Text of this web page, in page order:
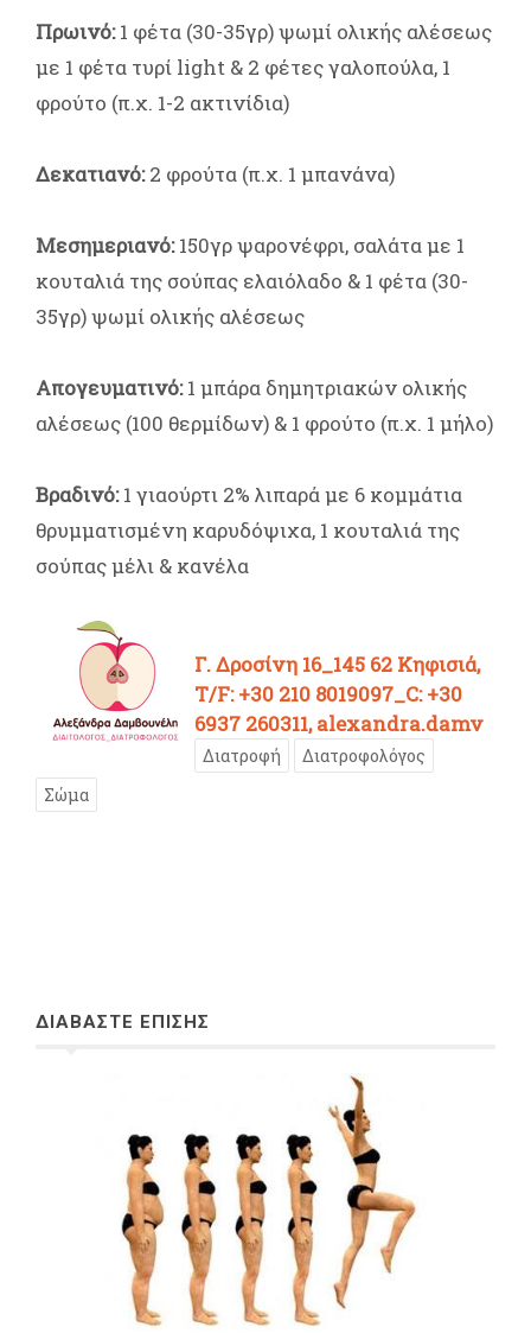
Πρωινό:1 φέτα (30-35γρ) ψωμί ολικής αλέσεως
με 1 φέτα τυρί light & 2 φέτες γαλοπούλα, 1
φρούτο (π.χ. 1-2 ακτινίδια)
Δεκατιανό:2 φρούτα (π.χ. 1 μπανάνα)
Μεσημεριανό:150γρ ψαρονέφρι, σαλάτα με 1
κουταλιά της σούπας ελαιόλαδο & 1 φέτα (30-
35γρ) ψωμί ολικής αλέσεως
Απογευματινό:1 μπάρα δημητριακών ολικής
αλέσεως (100 θερμίδων) & 1 φρούτο (π.χ. 1 μήλο)
Βραδινό:1 γιαούρτι 2% λιπαρά με 6 κομμάτια
θρυμματισμένη καρυδόψιχα, 1 κουταλιά της
σούπας μέλι & κανέλα
Γ. Δροσίνη 16_145 62 Κηφισιά,
T/F: +30 210 8019097_C: +30
6937 260311, alexandra.damv
Διατροφή
Διατροφολόγος
Σώμα
ΔΙΑΒΑΣΤΕ ΕΠΙΣΗΣ